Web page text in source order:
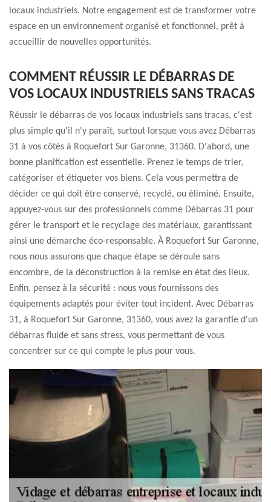
locaux industriels. Notre engagement est de transformer votre
espace en un environnement organisé et fonctionnel, prêt à
accueillir de nouvelles opportunités.
COMMENT RÉUSSIR LE DÉBARRAS DE
VOS LOCAUX INDUSTRIELS SANS TRACAS
Réussir le débarras de vos locaux industriels sans tracas, c'est
plus simple qu'il n'y paraît, surtout lorsque vous avez Débarras
31 à vos côtés à Roquefort Sur Garonne, 31360. D'abord, une
bonne planification est essentielle. Prenez le temps de trier,
catégoriser et étiqueter vos biens. Cela vous permettra de
décider ce qui doit être conservé, recyclé, ou éliminé. Ensuite,
appuyez-vous sur des professionnels comme Débarras 31 pour
gérer le transport et le recyclage des matériaux, garantissant
ainsi une démarche éco-responsable. À Roquefort Sur Garonne,
nous nous assurons que chaque étape se déroule sans
encombre, de la déconstruction à la remise en état des lieux.
Enfin, pensez à la sécurité : nous vous fournissons des
équipements adaptés pour éviter tout incident. Avec Débarras
31, à Roquefort Sur Garonne, 31360, vous avez la garantie d'un
débarras fluide et sans stress, vous permettant de vous
concentrer sur ce qui compte le plus pour vous.